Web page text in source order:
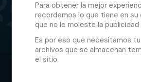
Para obtener la mejor
recordemos lo que tiene en
que no le moleste la
Es por eso que necesitamos
archivos que se almacenan
el sitio.